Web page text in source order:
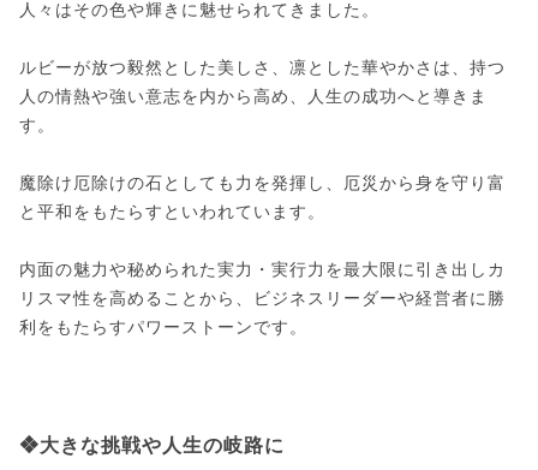
人々はその色や輝きに魅せられてきました。
ルビーが放つ毅然とした美しさ、凛とした華やかさは、持つ
人の情熱や強い意志を内から高め、人生の成功へと導きま
す。
魔除け厄除けの石としても力を発揮し、厄災から身を守り富
と平和をもたらすといわれています。
内面の魅力や秘められた実力・実行力を最大限に引き出しカ
リスマ性を高めることから、ビジネスリーダーや経営者に勝
利をもたらすパワーストーンです。
❖大きな挑戦や人生の岐路に